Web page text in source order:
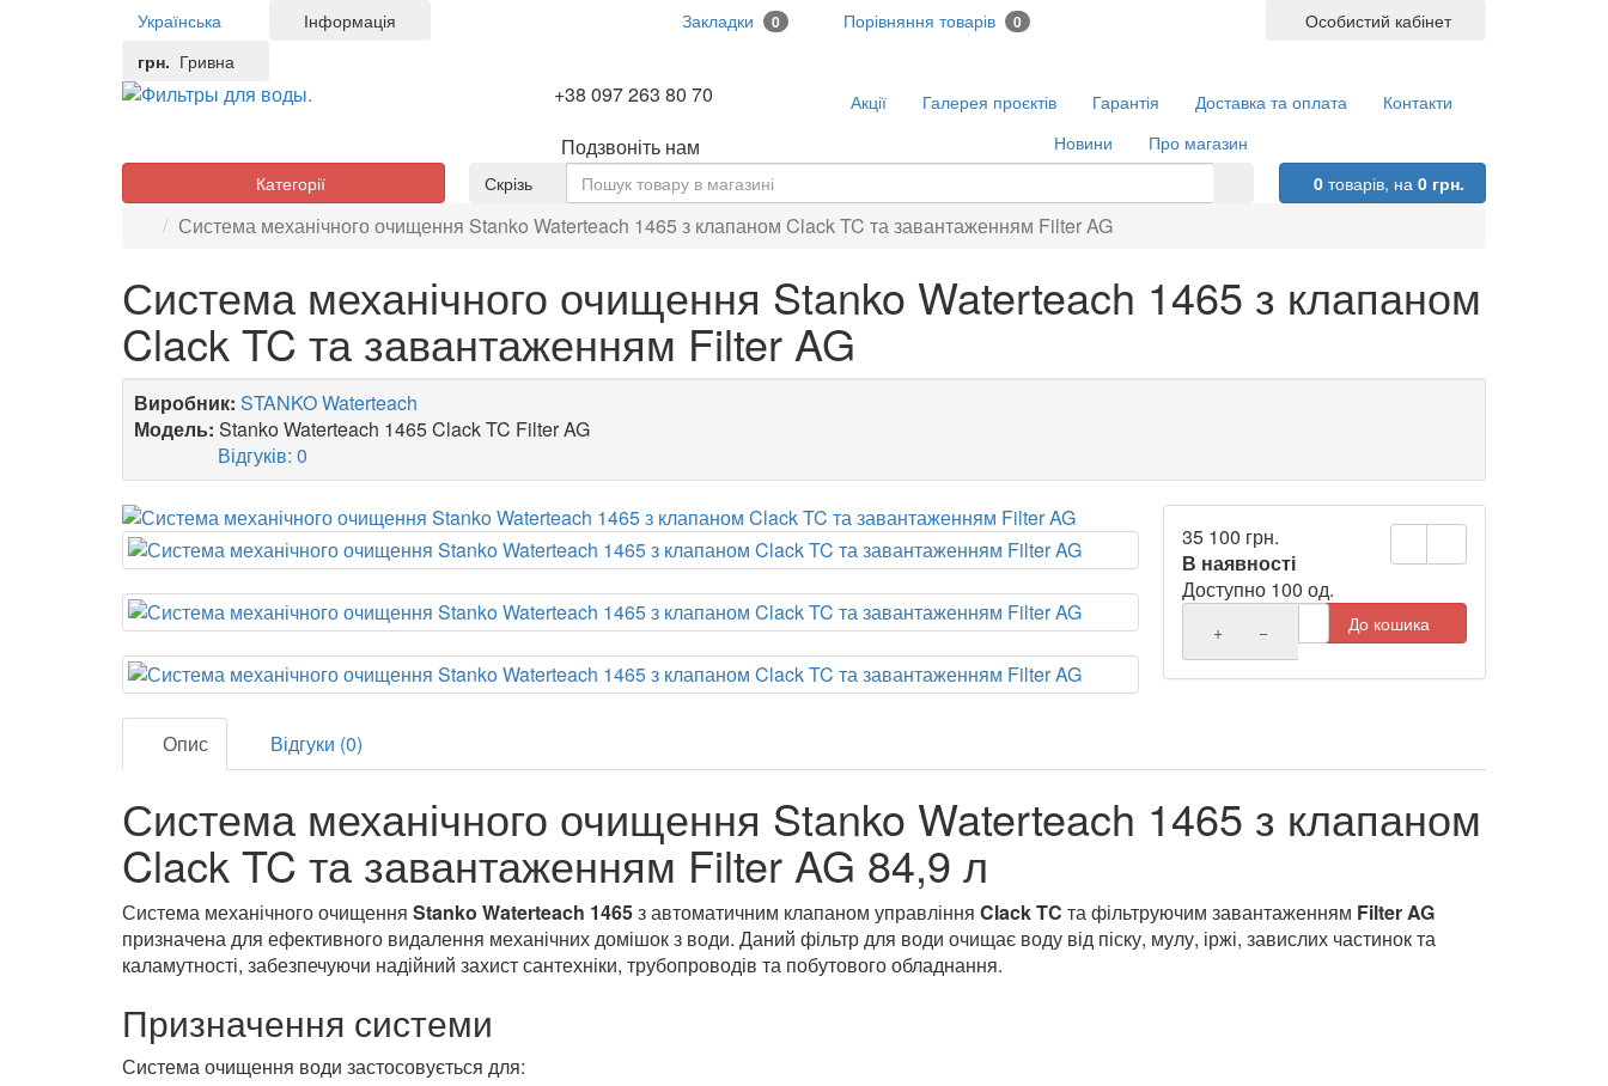
Українська
грн. Гривна
Особистий кабінет
Інформація Закладки 0 Порівняння товарів 0
+38 097 263 80 70
Подзвоніть нам
Акції Галерея проєктів Гарантія Доставка та оплата
Контакти
Новини
Про магазин
Скрізь
0 товарів, на0 грн.
Категорії
Система механічного очищення Stanko Waterteach 1465 з клапаном Clack TC та завантаженням Filter AG
Система механічного очищення Stanko Waterteach 1465 з клапаном
Clack TC та завантаженням Filter AG
Виробник: STANKO Waterteach
Модель: Stanko Waterteach 1465 Clack TC Filter AG
Відгуків: 0
35 100 грн.
В наявності
Доступно 100 од.
+ − До кошика
Опис Відгуки (0)
Система механічного очищення Stanko Waterteach 1465 з клапаном
Clack TC та завантаженням Filter AG 84,9 л
Система механічного очищення Stanko Waterteach 1465з автоматичним клапаном управління Clack TC та фільтруючим завантаженням Filter AG
призначена для ефективного видалення механічних домішок з води. Даний фільтр для води очищає воду від піску, мулу, іржі, завислих частинок та
каламутності, забезпечуючи надійний захист сантехніки, трубопроводів та побутового обладнання.
Призначення системи
Система очищення води застосовується для: